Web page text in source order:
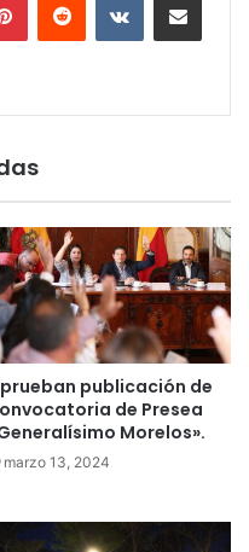
publicación de
de Presea
Morelos».
marzo 13, 2024